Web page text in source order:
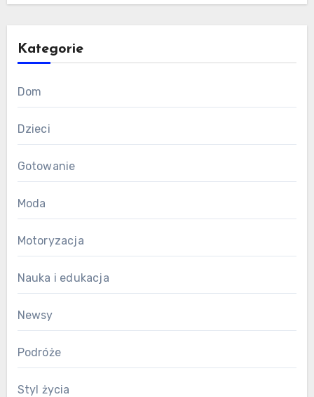
Kategorie
Dom
Dzieci
Gotowanie
Moda
Motoryzacja
Nauka i edukacja
Newsy
Podróże
Styl życia